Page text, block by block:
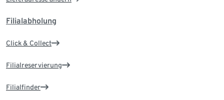
Filialabholung
Click & Collect
Filialreservierung
Filialfinder